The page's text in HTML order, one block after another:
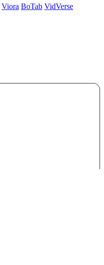
Viora BoTab VidVerse